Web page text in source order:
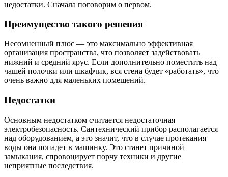
недостатки. Сначала поговорим о первом.
Преимущество такого решения
Несомненный плюс — это максимально эффективная
организация пространства, что позволяет задействовать
нижний и средний ярус. Если дополнительно поместить над
чашей полочки или шкафчик, вся стена будет «работать», что
очень важно для маленьких помещений.
Недостатки
Основным недостатком считается недостаточная
электробезопасность. Сантехнический прибор располагается
над оборудованием, а это значит, что в случае протекания
воды она попадет в машинку. Это станет причиной
замыкания, спровоцирует порчу техники и другие
неприятные последствия.